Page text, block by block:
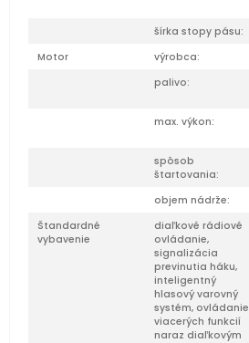
šírka stopy pásu:
Motor
výrobca:
palivo:
max. výkon:
spôsob
štartovania:
objem nádrže:
Štandardné
vybavenie
diaľkové rádiové
ovládanie,
signalizácia
previnutia háku,
inteligentný
hlasový varovný
systém, ovládanie
viacerých funkcií
naraz diaľkovým